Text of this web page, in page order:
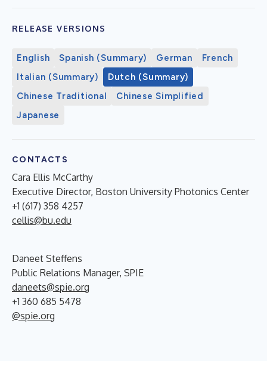
RELEASE VERSIONS
English Spanish (Summary) German
French
Italian (Summary)
Dutch (Summary)
Chinese Traditional
Chinese Simplified
Japanese
CONTACTS
Cara Ellis McCarthy
Executive Director, Boston University Photonics Center
+1 (617) 358 4257
cellis@bu.edu
Daneet Steffens
Public Relations Manager, SPIE
daneets@spie.org
+1 360 685 5478
@spie.org